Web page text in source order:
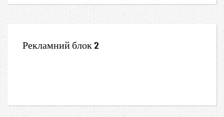
Рекламний блок 2